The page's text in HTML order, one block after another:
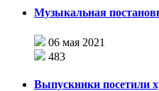
Музыкальная
06 мая 2021
483
Выпускники посетили